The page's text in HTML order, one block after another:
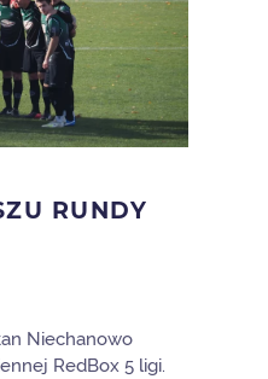
RUNDY
Niechanowo
RedBox 5 ligi.